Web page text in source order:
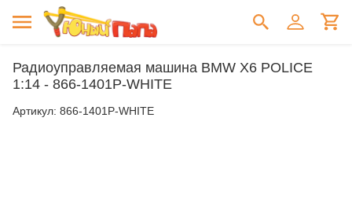
Радиоуправляемая машина BMW X6 POLICE
1:14 - 866-1401P-WHITE
Артикул: 866-1401P-WHITE